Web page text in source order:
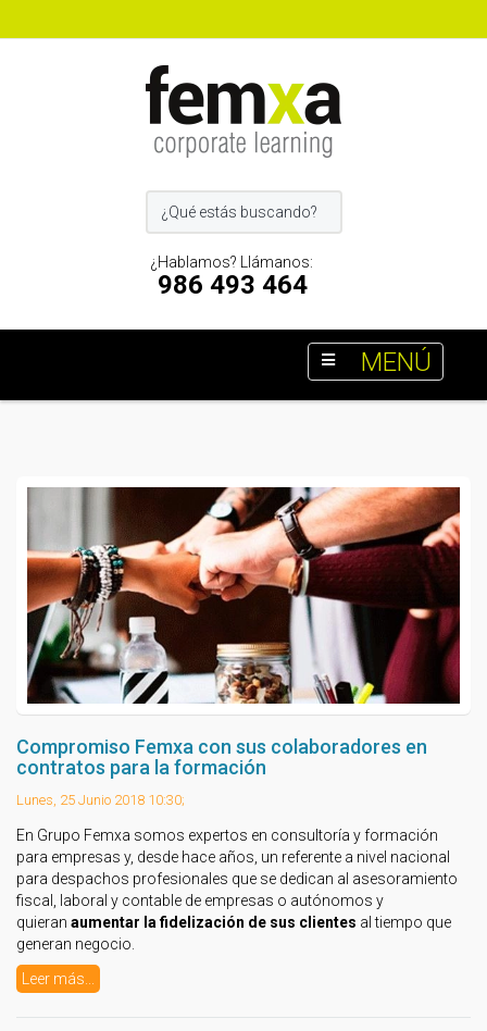
¿Hablamos? Llámanos:
986 493 464
MENÚ
Compromiso Femxa con sus colaboradores en
contratos para la formación
Lunes, 25 Junio 2018 10:30;
En Grupo Femxa somos expertos en consultoría y formación
para empresas y, desde hace años, un referente a nivel nacional
para despachos profesionales que se dedican al asesoramiento
fiscal, laboral y contable de empresas o autónomos y
quieran aumentar la fidelización de sus clientes al tiempo que
generan negocio.
Leer más...